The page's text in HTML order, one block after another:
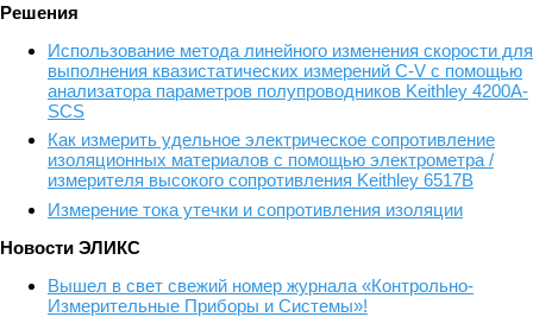
Решения
Использование метода линейного изменения скорости для
выполнения квазистатических измерений C-V с помощью
анализатора параметров полупроводников Keithley 4200A-
SCS
Как измерить удельное электрическое сопротивление
изоляционных материалов с помощью электрометра /
измерителя высокого сопротивления Keithley 6517B
Измерение тока утечки и сопротивления изоляции
Новости ЭЛИКС
Вышел в свет свежий номер журнала «Контрольно-
Измерительные Приборы и Системы»!